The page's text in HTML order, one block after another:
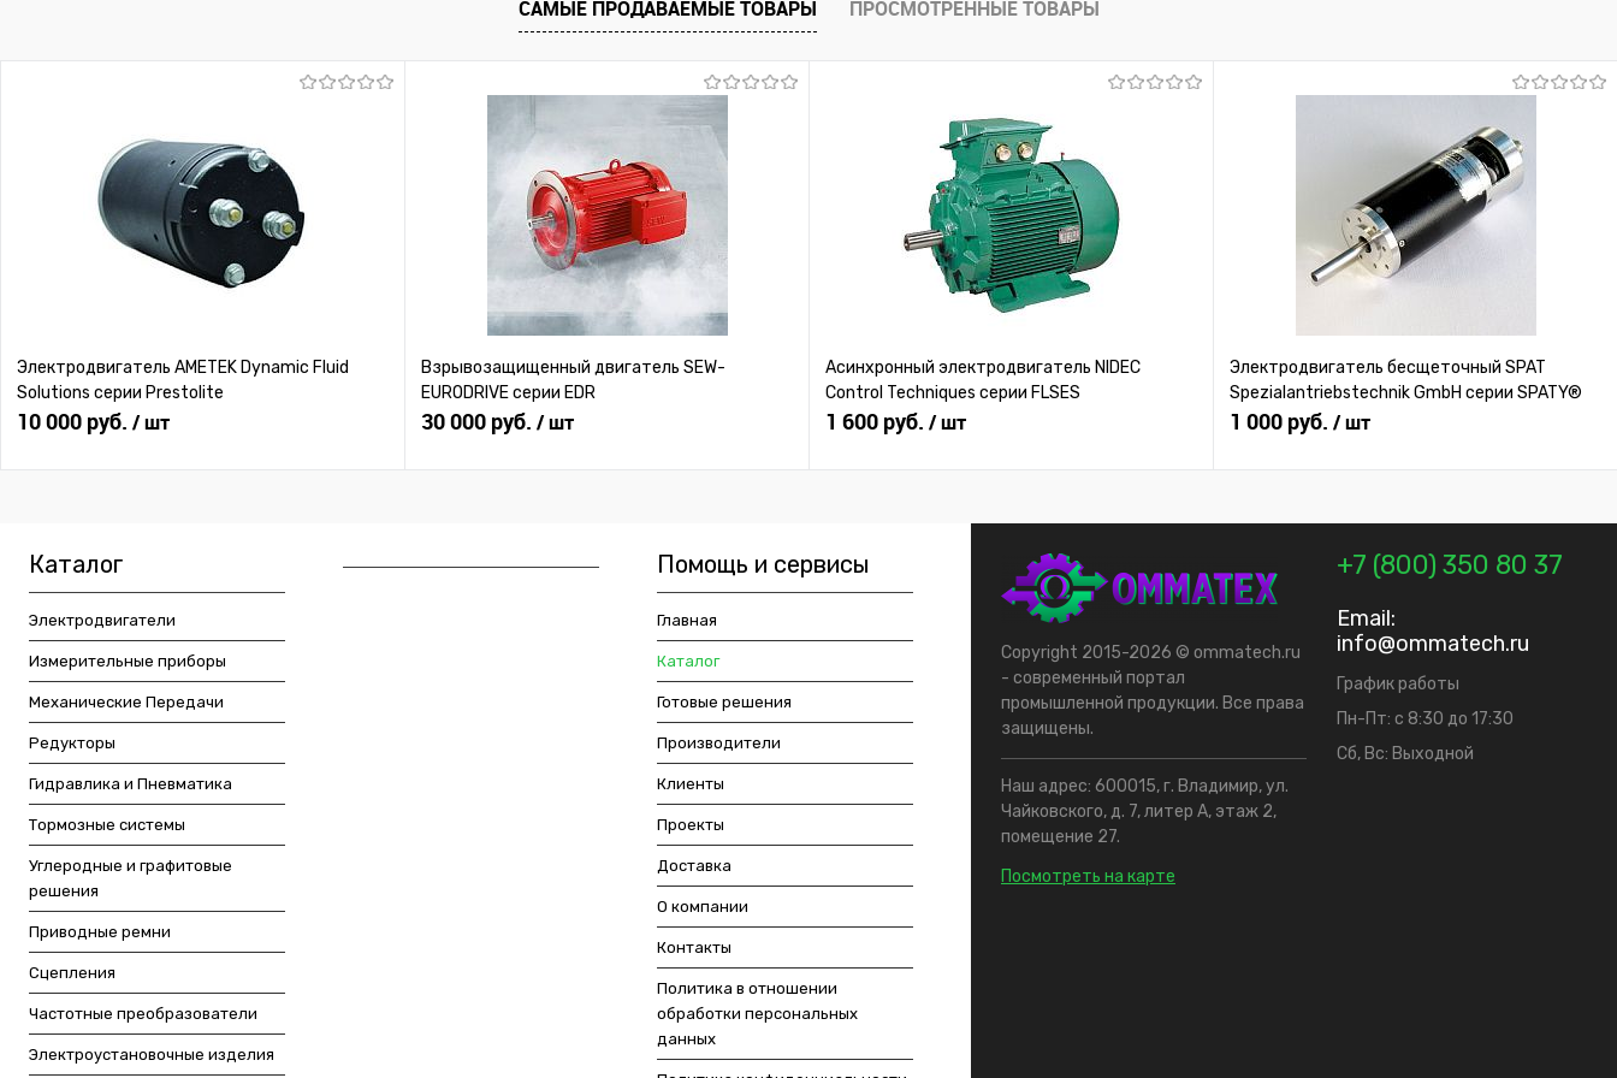
Под заказ
В избранное
САМЫЕ ПРОДАВАЕМЫЕ ТОВАРЫ ПРОСМОТРЕННЫЕ ТОВАРЫ
Электродвигатель AMETEK Dynamic Fluid
Solutions серии Prestolite
10 000 руб. / шт
Взрывозащищенный двигатель SEW-
EURODRIVE серии EDR
30 000 руб. / шт
Асинхронный электродвигатель NIDEC
Control Techniques серии FLSES
1 600 руб. / шт
Электродвигатель бесщеточный SPAT
Spezialantriebstechnik GmbH серии SPATY®
1 000 руб. / шт
Каталог
Электродвигатели
Измерительные приборы
Механические Передачи
Редукторы
Гидравлика и Пневматика
Тормозные системы
Углеродные и графитовые
решения
Приводные ремни
Сцепления
Частотные преобразователи
Электроустановочные изделия
Помощь и сервисы
Главная
Каталог
Готовые решения
Производители
Клиенты
Проекты
Доставка
О компании
Контакты
Политика в отношении
обработки персональных
данных
Copyright 2015-2026 © ommatech.ru
- современный портал
промышленной продукции. Все права
защищены.
Наш адрес: 600015, г. Владимир, ул.
Чайковского, д. 7, литер А, этаж 2,
помещение 27.
Посмотреть на карте
+7 (800) 350 80 37
Email:
info@ommatech.ru
График работы
Пн-Пт: с 8:30 до 17:30
Сб, Вс: Выходной